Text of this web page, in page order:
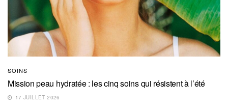
SOINS
Mission peau hydratée : les cinq soins qui résistent à l’été
17 JUILLET 2026